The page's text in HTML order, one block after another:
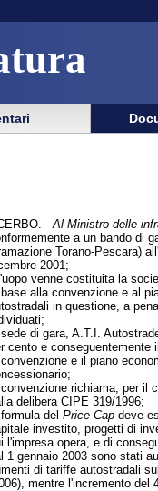
- Al Ministro delle
a un bando di
Torano-Pescara)
2001;
venne costituita la
alla convenzione e al
in questione, a
di gara, A.T.I.
cento e conseguentemente
e il piano
richiama, per il
delibera CIPE 319/1996;
del Price Capdeve
investito, progetti di
l'impresa opera, e di
1 gennaio 2003 sono stati
di tariffe autostradali
mentre l'incremento del